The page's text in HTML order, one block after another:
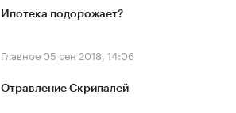
Ипотека подорожает?
Главное 05 сен 2018, 14:06
Отравление Скрипалей